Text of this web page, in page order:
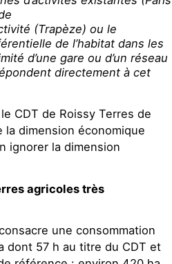
(Trapèze) ou le
de l’habitat dans les
d’une gare ou d’un réseau
directement à cet
CDT de Roissy Terres de
la dimension économique
ignorer la dimension
agricoles très
une consommation
dont 57 h au titre du CDT et